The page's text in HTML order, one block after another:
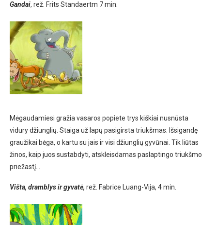
Gandai, rež. Frits Standaertm 7 min.
Mėgaudamiesi gražia vasaros popiete trys kiškiai nusnūsta
vidury džiunglių. Staiga už lapų pasigirsta triukšmas. Išsigandę
graužikai bėga, o kartu su jais ir visi džiunglių gyvūnai. Tik liūtas
žinos, kaip juos sustabdyti, atskleisdamas paslaptingo triukšmo
priežastį…
Višta, dramblys ir gyvatė, rež. Fabrice Luang-Vija, 4 min.